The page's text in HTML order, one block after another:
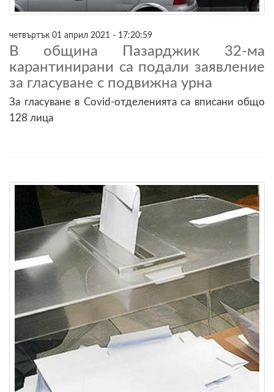
четвъртък 01 април 2021 - 17:20:59
В община Пазарджик 32-ма
карантинирани са подали заявление
за гласуване с подвижна урна
За гласуване в Covid-отделенията са вписани общо
128 лица